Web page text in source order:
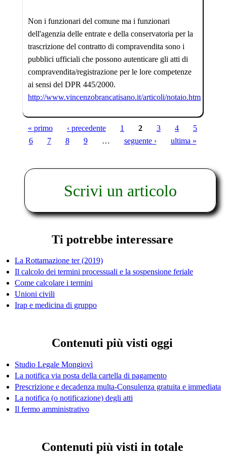
Non i funzionari del comune ma i funzionari
dell'agenzia delle entrate e della conservatoria per la
trascrizione del contratto di compravendita sono i
pubblici ufficiali che possono autenticare gli atti di
compravendita/registrazione per le lore competenze
ai sensi del DPR 445/2000.
http://www.vincenzobrancatisano.it/articoli/notaio.htm
Pagine
« primo ‹ precedente 1 2 3 4
5
6
7 8 9 … seguente › ultima »
Scrivi un articolo
Ti potrebbe interessare
La Rottamazione ter (2019)
Il calcolo dei termini processuali e la sospensione feriale
Come calcolare i termini
Unioni civili
Irap e medicina di gruppo
Contenuti più visti oggi
Studio Legale Mongiovì
La notifica via posta della cartella di pagamento
Prescrizione e decadenza multa-Consulenza gratuita e immediata
La notifica (o notificazione) degli atti
Il fermo amministrativo
Contenuti più visti in totale